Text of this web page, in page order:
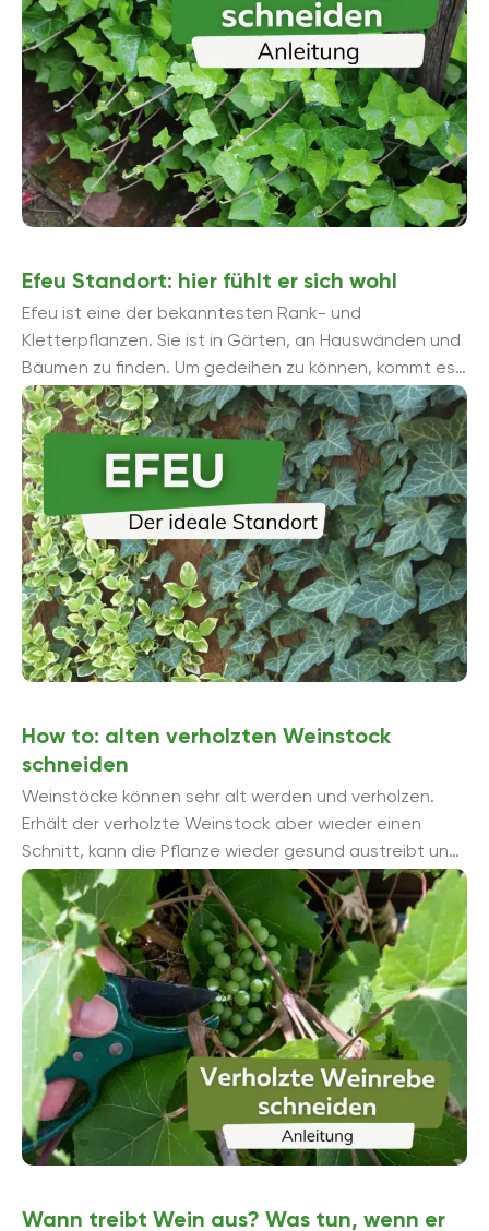
Efeu Standort: hier fühlt er sich wohl
Efeu ist eine der bekanntesten Rank- und
Kletterpflanzen. Sie ist in Gärten, an Hauswänden und
Bäumen zu finden. Um gedeihen zu können, kommt es
bei Efeu ...
How to: alten verholzten Weinstock
schneiden
Weinstöcke können sehr alt werden und verholzen.
Erhält der verholzte Weinstock aber wieder einen
Schnitt, kann die Pflanze wieder gesund austreibt und
schmackhafte Trauben bilden.
Wann treibt Wein aus? Was tun, wenn er